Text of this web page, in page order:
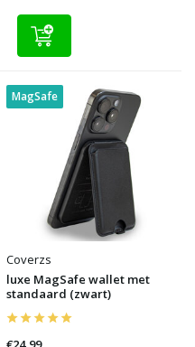
MagSafe
Coverzs
luxe MagSafe wallet met
standaard (zwart)